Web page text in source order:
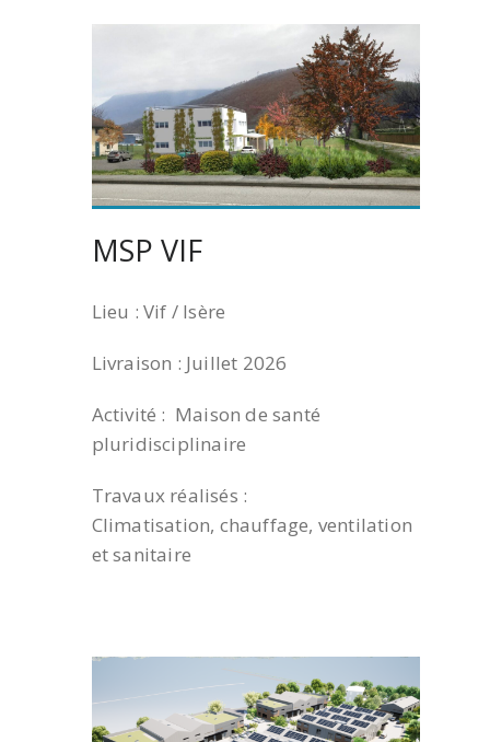
MSP VIF
Lieu : Vif / Isère
Livraison : Juillet 2026
Activité : Maison de santé
pluridisciplinaire
Travaux réalisés :
Climatisation, chauffage, ventilation
et sanitaire